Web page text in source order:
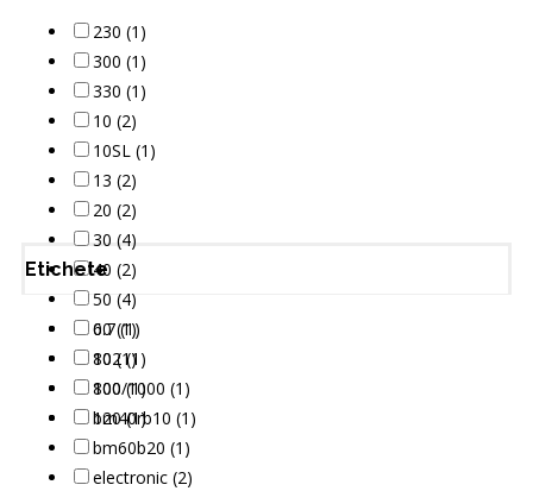
230 (1)
300 (1)
330 (1)
10 (2)
10SL (1)
13 (2)
20 (2)
30 (4)
40 (2)
50 (4)
60 (1)
80 (1)
100 (1)
120 (1)
Etichete
0.7 (1)
102 (1)
800/1000 (1)
bm40rb10 (1)
bm60b20 (1)
electronic (2)